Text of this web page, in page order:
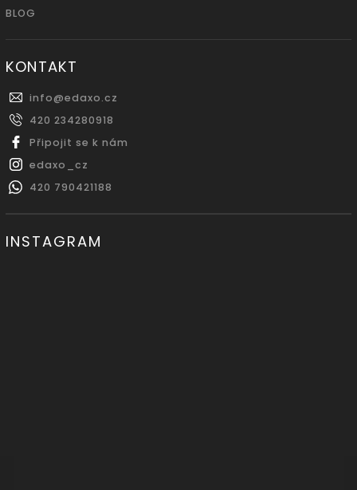
BLOG
KONTAKT
info@edaxo.cz
420 234280918
Připojit se k nám
edaxo_cz
420 790421188
INSTAGRAM